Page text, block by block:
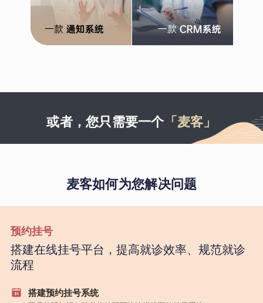
或者，您只需要一个「麦客」
麦客如何为您解决问题
预约挂号
搭建在线挂号平台，提高就诊效率、规范就诊
流程
搭建预约挂号系统